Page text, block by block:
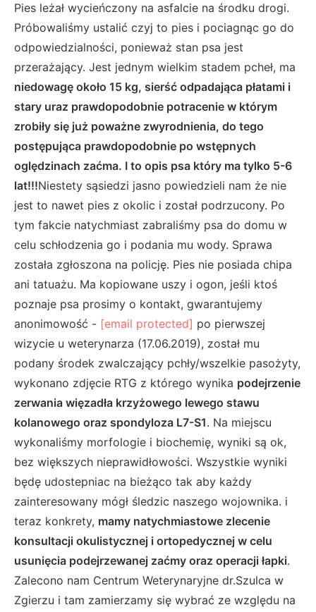
Pies leżał wycieńczony na asfalcie na środku drogi.
Próbowaliśmy ustalić czyj to pies i pociagnąc go do
odpowiedzialności, ponieważ stan psa jest
przerażający. Jest jednym wielkim stadem pcheł, ma
niedowagę około 15 kg, sierść odpadająca płatami i
stary uraz prawdopodobnie potracenie w którym
zrobiły się już poważne zwyrodnienia, do tego
postępująca prawdopodobnie po wstępnych
oględzinach zaćma. I to opis psa który ma tylko 5-6
lat!!!Niestety sąsiedzi jasno powiedzieli nam że nie
jest to nawet pies z okolic i został podrzucony. Po
tym fakcie natychmiast zabraliśmy psa do domu w
celu schłodzenia go i podania mu wody. Sprawa
została zgłoszona na policję. Pies nie posiada chipa
ani tatuażu. Ma kopiowane uszy i ogon, jeśli ktoś
poznaje psa prosimy o kontakt, gwarantujemy
anonimowość - [email protected] po pierwszej
wizycie u weterynarza (17.06.2019), został mu
podany środek zwalczający pchły/wszelkie pasożyty,
wykonano zdjęcie RTG z którego wynika podejrzenie
zerwania więzadła krzyżowego lewego stawu
kolanowego oraz spondyloza L7-S1. Na miejscu
wykonaliśmy morfologie i biochemię, wyniki są ok,
bez większych nieprawidłowości. Wszystkie wyniki
będę udostepniac na bieżąco tak aby każdy
zainteresowany mógł śledzic naszego wojownika. i
teraz konkrety, mamy natychmiastowe zlecenie
konsultacji okulistycznej i ortopedycznej w celu
usunięcia podejrzewanej zaćmy oraz operacji łapki.
Zalecono nam Centrum Weterynaryjne dr.Szulca w
Zgierzu i tam zamierzamy się wybrać ze względu na